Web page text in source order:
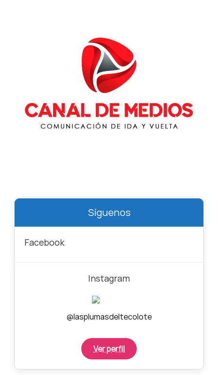
Síguenos
Facebook
Instagram
@lasplumasdeltecolote
Ver perfil